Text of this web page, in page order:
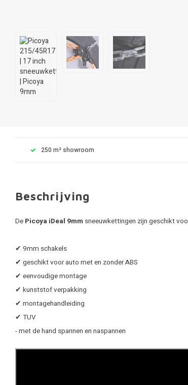
250 m² showroom
Beschrijving
De Picoya iDeal 9mm sneeuwkettingen zijn geschikt
✔ 9mm schakels
✔ geschikt voor auto met en zonder ABS
✔ eenvoudige montage
✔ kunststof verpakking
✔ montagehandleiding
✔ TUV
- met de hand spannen en naspannen